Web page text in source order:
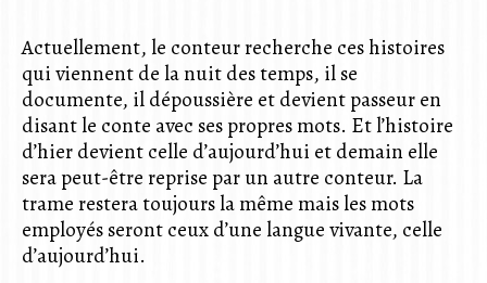
Actuellement, le conteur recherche ces histoires
qui viennent de la nuit des temps, il se
documente, il dépoussière et devient passeur en
disant le conte avec ses propres mots. Et l’histoire
d’hier devient celle d’aujourd’hui et demain elle
sera peut-être reprise par un autre conteur. La
trame restera toujours la même mais les mots
employés seront ceux d’une langue vivante, celle
d’aujourd’hui.